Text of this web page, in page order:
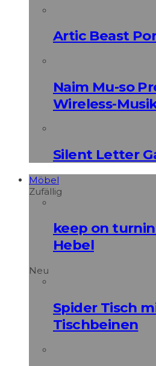
Artic Beast
Naim Mu-so
Wireless-
Silent Letter
Möbel
Zufällig
keep on
Hebel
Neu
Spider Tisch
Tischbeinen